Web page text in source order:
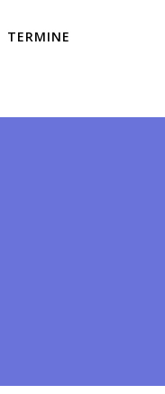
TERMINE